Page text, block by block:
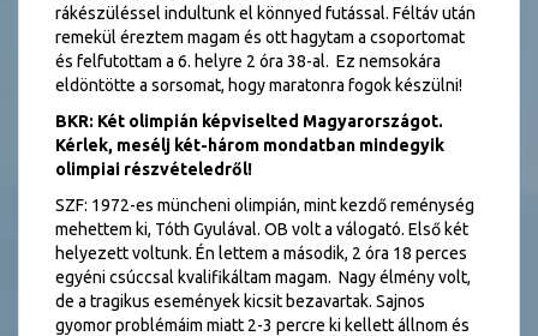
rákészüléssel indultunk el könnyed futással. Féltáv után
remekül éreztem magam és ott hagytam a csoportomat
és felfutottam a 6. helyre 2 óra 38-al. Ez nemsokára
eldöntötte a sorsomat, hogy maratonra fogok készülni!
BKR: Két olimpián képviselted Magyarországot.
Kérlek, mesélj két-három mondatban mindegyik
olimpiai részvételedről!
SZF: 1972-es müncheni olimpián, mint kezdő reménység
mehettem ki, Tóth Gyulával. OB volt a válogató. Első két
helyezett voltunk. Én lettem a második, 2 óra 18 perces
egyéni csúccsal kvalifikáltam magam. Nagy élmény volt,
de a tragikus események kicsit bezavartak. Sajnos
gyomor problémáim miatt 2-3 percre ki kellett állnom és